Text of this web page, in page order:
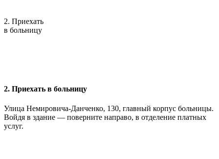
2. Приехать
в больницу
2. Приехать в больницу
Улица Немировича-Данченко, 130, главный корпус больницы.
Войдя в здание — поверните направо, в отделение платных
услуг.